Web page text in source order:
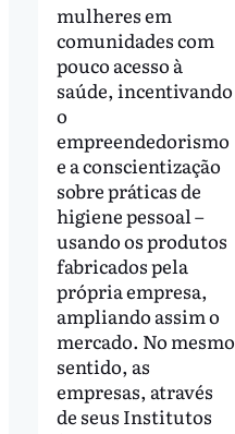
mulheres em
comunidades com
pouco acesso à
saúde, incentivando
o
empreendedorismo
e a conscientização
sobre práticas de
higiene pessoal –
usando os produtos
fabricados pela
própria empresa,
ampliando assim o
mercado. No mesmo
sentido, as
empresas, através
de seus Institutos